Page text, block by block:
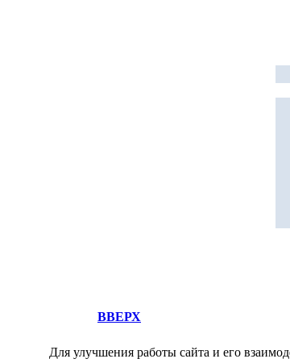
ВВЕРХ
Для улучшения работы сайта и его